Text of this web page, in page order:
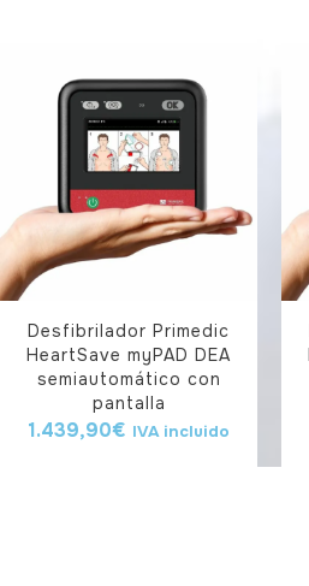
Desfibrilador Primedic
HeartSave myPAD DEA
semiautomático con
pantalla
1.439,90€ IVA incluido